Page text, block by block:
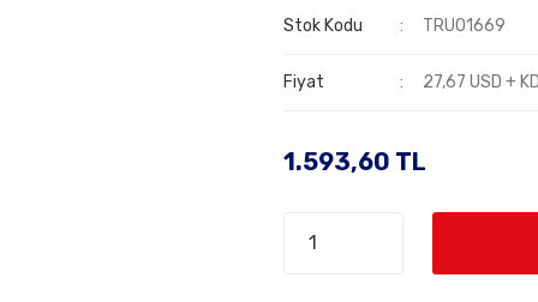
Stok Kodu TRU01669
Fiyat 27,67 USD +
1.593,60 TL